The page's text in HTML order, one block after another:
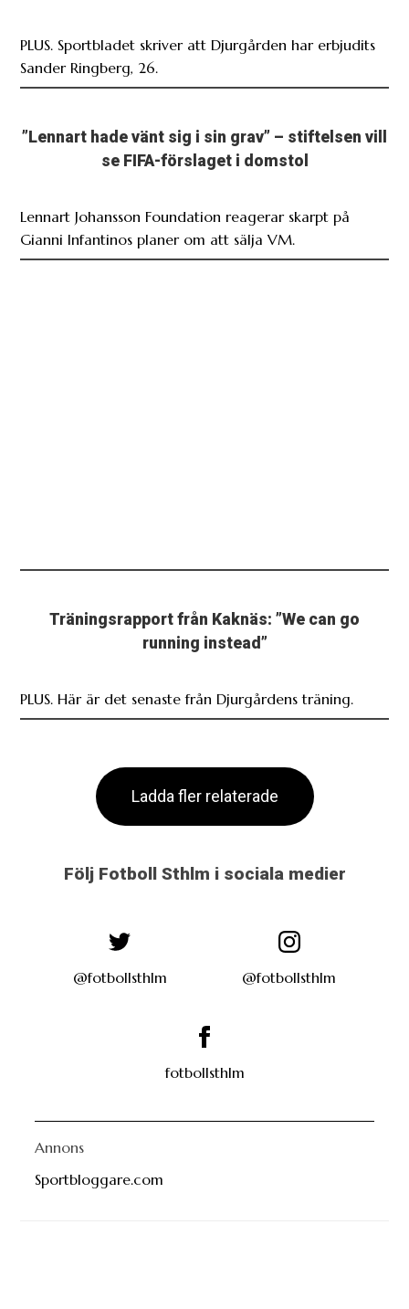
PLUS. Sportbladet skriver att Djurgården har erbjudits
Sander Ringberg, 26.
”Lennart hade vänt sig i sin grav” – stiftelsen vill
se FIFA-förslaget i domstol
Lennart Johansson Foundation reagerar skarpt på
Gianni Infantinos planer om att sälja VM.
Träningsrapport från Kaknäs: ”We can go
running instead”
PLUS. Här är det senaste från Djurgårdens träning.
Ladda fler relaterade
Följ Fotboll Sthlm i sociala medier
@fotbollsthlm @fotbollsthlm
fotbollsthlm
Annons
Sportbloggare.com